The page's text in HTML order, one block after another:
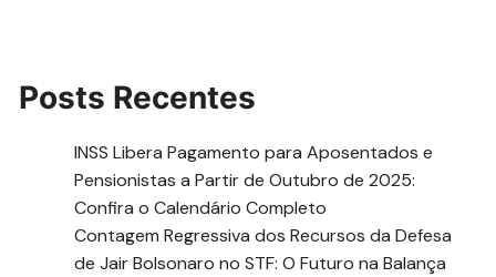
Posts Recentes
INSS Libera Pagamento para Aposentados e
Pensionistas a Partir de Outubro de 2025:
Confira o Calendário Completo
Contagem Regressiva dos Recursos da Defesa
de Jair Bolsonaro no STF: O Futuro na Balança